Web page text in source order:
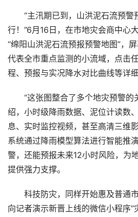
“主汛期已到，山洪泥石流预警
行！”6月16日，在市地灾会商中心
“绵阳山洪泥石流预报预警地图”，
代表全市重点监测的小流域，点击
程、预报与实况降水对比曲线等详
“这张图整合了多个地灾预警的
绍，小时级降雨数据、泥位计读数
息、实时监控视频，甚至高清三维影
系统通过降雨模型算法进行智能推
警，还能预报未来12小时风险，为
提供强力支撑。
科技防灾，同样开始惠及普通
向记者演示新晋上线的微信小程序“